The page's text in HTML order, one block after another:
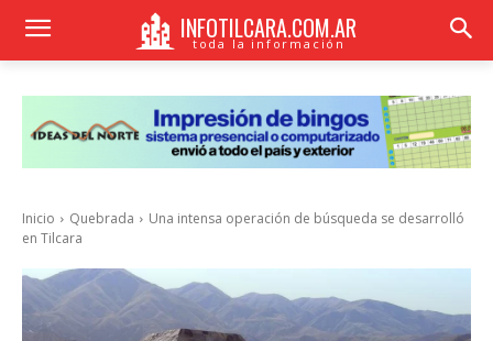
INFOTILCARA.COM.AR
toda la información
Inicio Quebrada
Una intensa operación de búsqueda se desarrolló
en Tilcara